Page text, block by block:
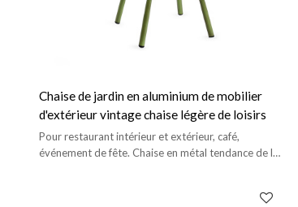
Chaise de jardin en aluminium de mobilier
d'extérieur vintage chaise légère de loisirs
Pour restaurant intérieur et extérieur, café,
événement de fête. Chaise en métal tendance de la